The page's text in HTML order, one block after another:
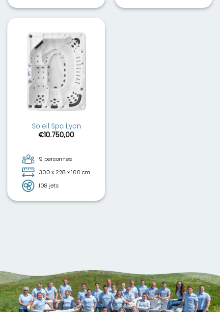
Soleil Spa Lyon
€10.750,00
9 personnes
300 x 228 x 100 cm
108 jets